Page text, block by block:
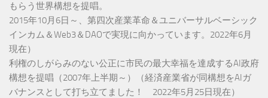
もらう世界構想を提唱。
2015年10月6日～、第四次産業革命＆ユニバーサルベーシック
インカム＆Web3＆DAOで実現に向かっています。2022年6月
現在）
利権のしがらみのない公正に市民の最大幸福を達成するAI政府
構想を提唱（2007年上半期～）（経済産業省が同構想をAIガ
バナンスとして打ち立てました！ 2022年5月25日現在）